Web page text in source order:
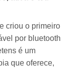
criou o primeiro
por bluetooth
é um
que oferece,